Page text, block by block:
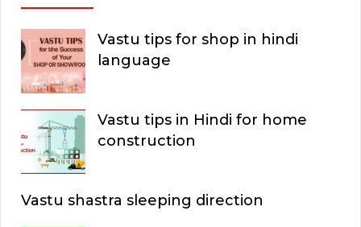
Vastu tips for shop in hindi
language
Vastu tips in Hindi for home
construction
Vastu shastra sleeping direction